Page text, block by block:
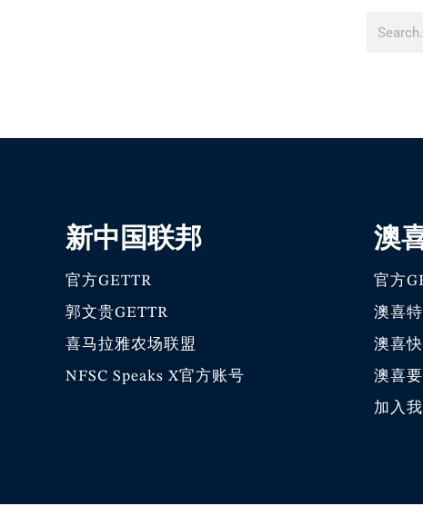
新中国联邦
官方GETTR
郭文贵GETTR
喜马拉雅农场联盟
NFSC Speaks X官方账号
澳
官方
澳喜
澳喜
澳喜要
加入我